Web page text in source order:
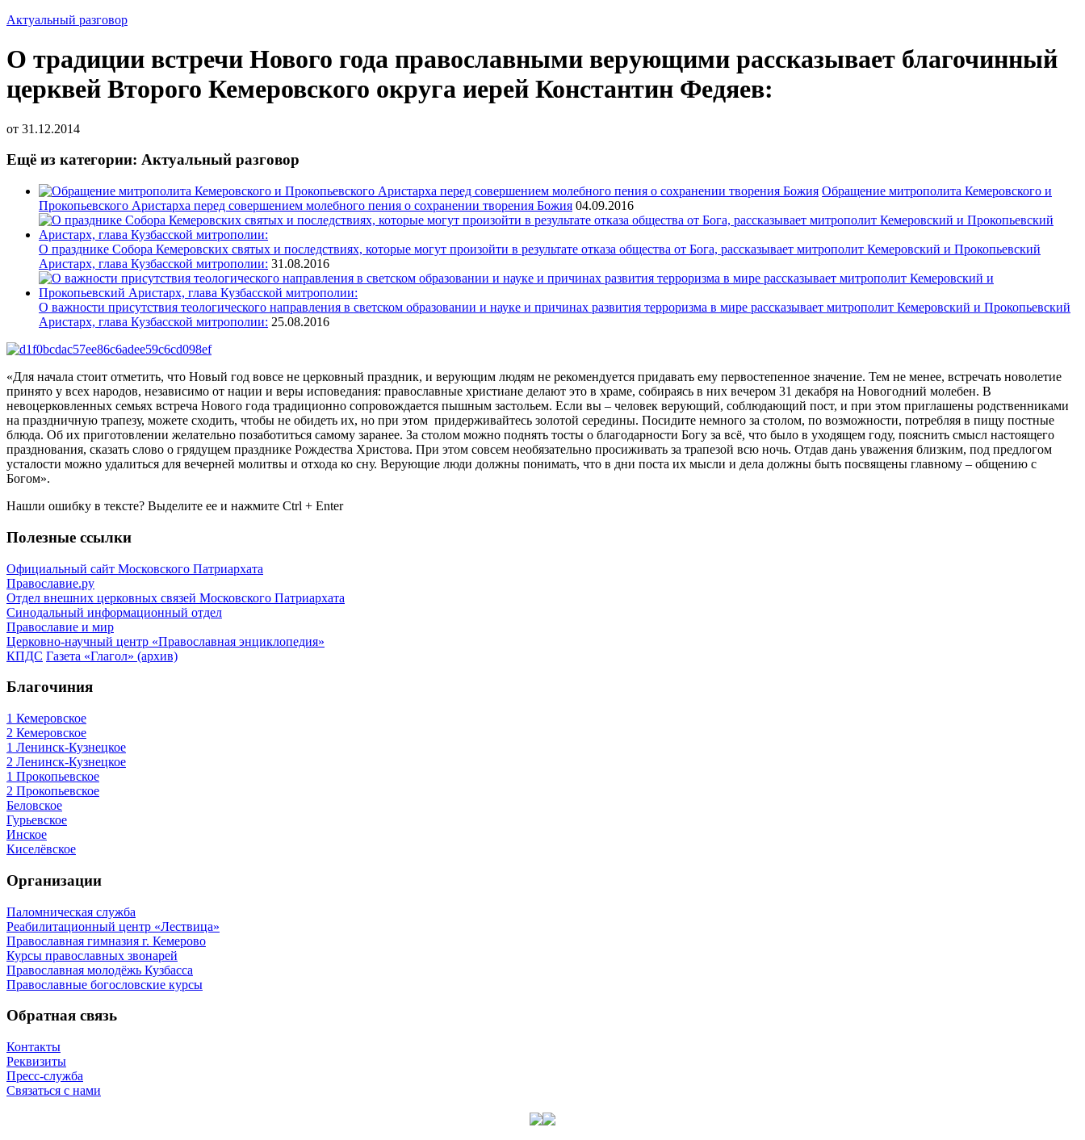
Актуальный разговор
О традиции встречи Нового года православными верующими рассказывает благочинный
церквей Второго Кемеровского округа иерей Константин Федяев:
от 31.12.2014
Ещё из категории: Актуальный разговор
Обращение митрополита Кемеровского и
Прокопьевского Аристарха перед совершением молебного пения о сохранении творения Божия 04.09.2016
О празднике Собора Кемеровских святых и последствиях, которые могут произойти в результате отказа общества от Бога, рассказывает митрополит Кемеровский и Прокопьевский
Аристарх, глава Кузбасской митрополии: 31.08.2016
О важности присутствия теологического направления в светском образовании и науке и причинах развития терроризма в мире рассказывает митрополит Кемеровский и Прокопьевский
Аристарх, глава Кузбасской митрополии: 25.08.2016
«Для начала стоит отметить, что Новый год вовсе не церковный праздник, и верующим людям не рекомендуется придавать ему первостепенное значение. Тем не менее, встречать новолетие
принято у всех народов, независимо от нации и веры исповедания: православные христиане делают это в храме, собираясь в них вечером 31 декабря на Новогодний молебен. В
невоцерковленных семьях встреча Нового года традиционно сопровождается пышным застольем. Если вы – человек верующий, соблюдающий пост, и при этом приглашены родственниками
на праздничную трапезу, можете сходить, чтобы не обидеть их, но при этом придерживайтесь золотой середины. Посидите немного за столом, по возможности, потребляя в пищу постные
блюда. Об их приготовлении желательно позаботиться самому заранее. За столом можно поднять тосты о благодарности Богу за всё, что было в уходящем году, пояснить смысл настоящего
празднования, сказать слово о грядущем празднике Рождества Христова. При этом совсем необязательно просиживать за трапезой всю ночь. Отдав дань уважения близким, под предлогом
усталости можно удалиться для вечерней молитвы и отхода ко сну. Верующие люди должны понимать, что в дни поста их мысли и дела должны быть посвящены главному – общению с
Богом».
Нашли ошибку в тексте? Выделите ее и нажмите Ctrl + Enter
Полезные ссылки
Официальный сайт Московского Патриархата
Православие.ру
Отдел внешних церковных связей Московского Патриархата
Синодальный информационный отдел
Православие и мир
Церковно-научный центр «Православная энциклопедия»
КПДС Газета «Глагол» (архив)
Благочиния
1 Кемеровское
2 Кемеровское
1 Ленинск-Кузнецкое
2 Ленинск-Кузнецкое
1 Прокопьевское
2 Прокопьевское
Беловское
Гурьевское
Инское
Киселёвское
Организации
Паломническая служба
Реабилитационный центр «Лествица»
Православная гимназия г. Кемерово
Курсы православных звонарей
Православная молодёжь Кузбасса
Православные богословские курсы
Обратная связь
Контакты
Реквизиты
Пресс-служба
Связаться с нами